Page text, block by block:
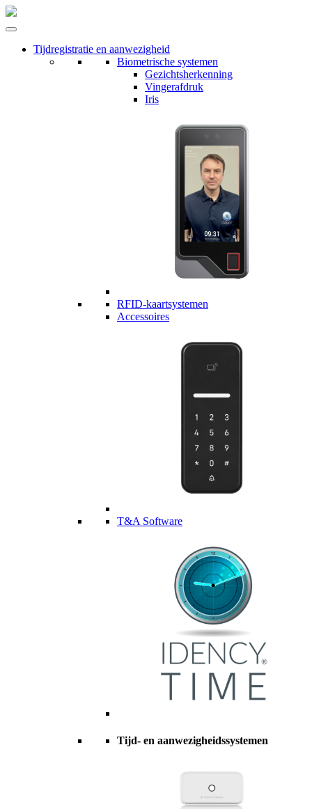
Tijdregistratie en aanwezigheid
Biometrische systemen
Gezichtsherkenning
Vingerafdruk
Iris
RFID-kaartsystemen
Accessoires
T&A Software
Tijd- en aanwezigheidssystemen